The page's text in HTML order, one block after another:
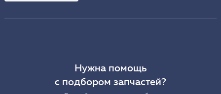
Нужна помощь
с подбором запчастей?